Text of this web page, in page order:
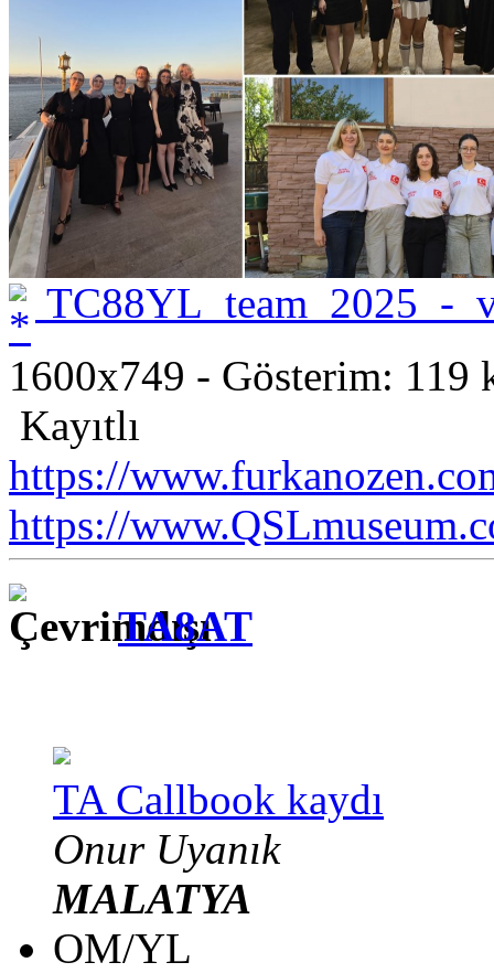
TC88YL_team_2025_-
1600x749 - Gösterim: 119
Kayıtlı
https://
https://
TA8AT
TA Callbook kaydı
Onur Uyanık
MALATYA
OM/YL